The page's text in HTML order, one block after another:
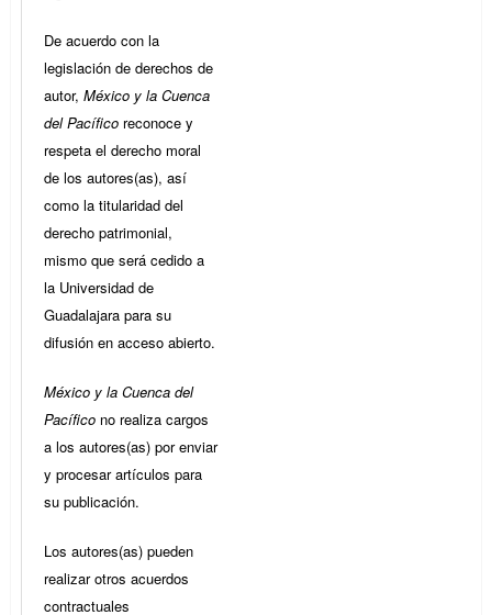
De acuerdo con la
legislación de derechos de
autor, México y la Cuenca
del Pacífico reconoce y
respeta el derecho moral
de los autores(as), así
como la titularidad del
derecho patrimonial,
mismo que será cedido a
la Universidad de
Guadalajara para su
difusión en acceso abierto.
México y la Cuenca del
Pacífico no realiza cargos
a los autores(as) por enviar
y procesar artículos para
su publicación.
Los autores(as) pueden
realizar otros acuerdos
contractuales